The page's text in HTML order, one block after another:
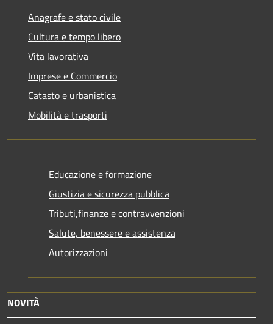
Anagrafe e stato civile
Cultura e tempo libero
Vita lavorativa
Imprese e Commercio
Catasto e urbanistica
Mobilità e trasporti
Educazione e formazione
Giustizia e sicurezza pubblica
Tributi,finanze e contravvenzioni
Salute, benessere e assistenza
Autorizzazioni
NOVITÀ